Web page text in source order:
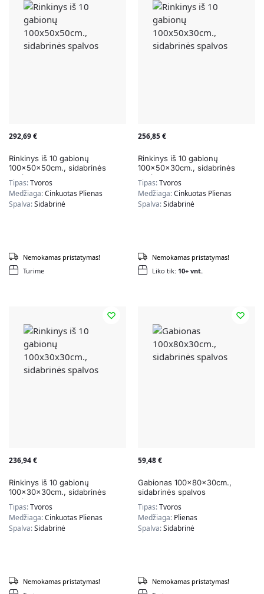
292,69€
Rinkinys iš 10 gabionų
100x50x50cm., sidabrinės
spalvos
Tipas:Tvoros
Medžiaga:Cinkuotas Plienas
Spalva:Sidabrinė
Turime
Nemokamas pristatymas!
256,85€
Rinkinys iš 10 gabionų
100x50x30cm., sidabrinės
spalvos
Tipas:Tvoros
Medžiaga:Cinkuotas Plienas
Spalva:Sidabrinė
Liko tik: 10+ vnt.
Nemokamas pristatymas!
236,94€
Rinkinys iš 10 gabionų
100x30x30cm., sidabrinės
spalvos
Tipas:Tvoros
Medžiaga:Cinkuotas Plienas
Spalva:Sidabrinė
Nemokamas pristatymas!
59,48€
Gabionas 100x80x30cm.,
sidabrinės spalvos
Tipas:Tvoros
Medžiaga: Plienas
Spalva:Sidabrinė
Nemokamas pristatymas!